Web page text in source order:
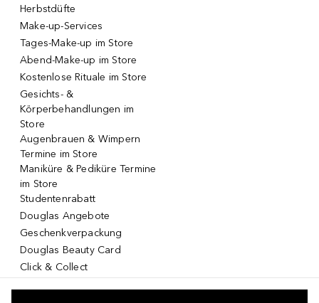
Herbstdüfte
Make-up-Services
Tages-Make-up im Store
Abend-Make-up im Store
Kostenlose Rituale im Store
Gesichts- &
Körperbehandlungen im
Store
Augenbrauen & Wimpern
Termine im Store
Maniküre & Pediküre Termine
im Store
Studentenrabatt
Douglas Angebote
Geschenkverpackung
Douglas Beauty Card
Click & Collect